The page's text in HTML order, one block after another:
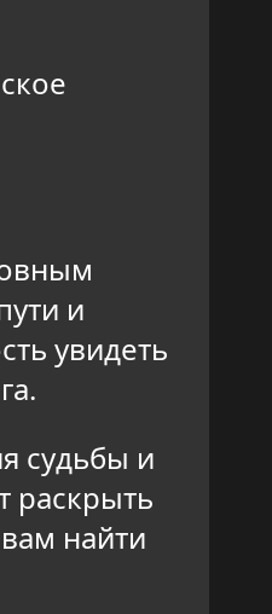
и
увидеть
судьбы и
раскрыть
найти